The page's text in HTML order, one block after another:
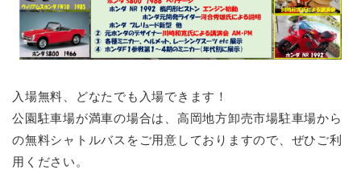
入場無料、どなたでも入場できます！
公園駐車場が満車の場合は、高岡地方卸売市場駐車場から
の無料シャトルバスをご用意しておりますので、ぜひご利
用ください。